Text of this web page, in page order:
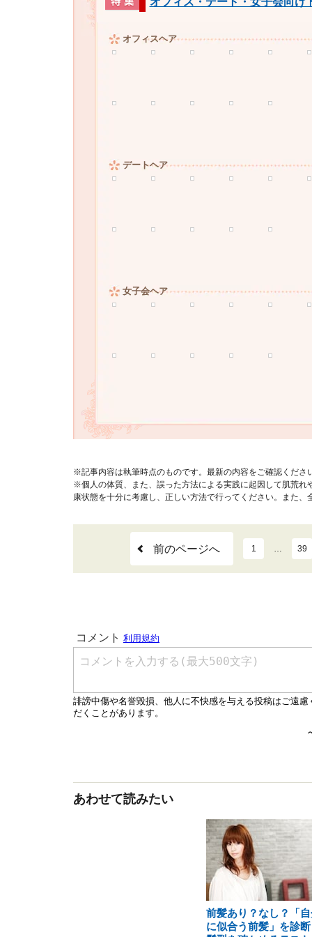
オフィスヘア
デートヘア
女子会ヘア
※記事内容は執筆時点のものです。最新の内容をご確認くださ
※個人の体質、また、誤った方法による実践に起因して肌荒
康状態を十分に考慮し、正しい方法で行ってください。また
前のページへ 1 … 39
あわせて読みたい
前髪あり？なし？「
に似合う前髪」を診